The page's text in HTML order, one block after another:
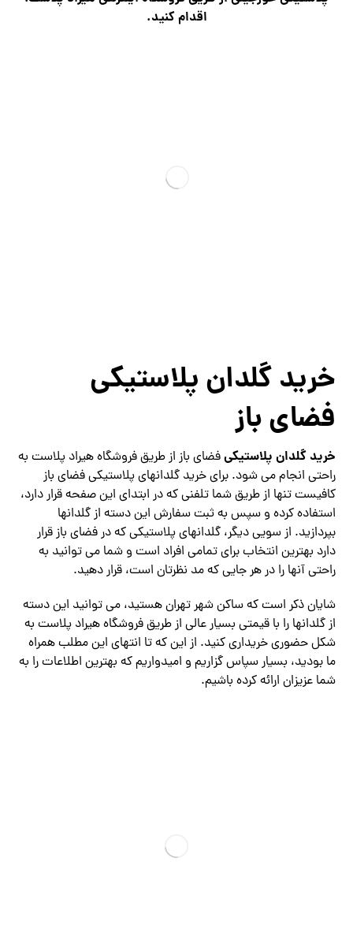
اقدام کنید.
خرید گلدان پلاستیکی
فضای باز
خرید گلدان پلاستیکیفضای باز از طریق فروشگاه هیراد پلاست به
راحتی انجام می شود. برای خرید گلدانهای پلاستیکی فضای باز
کافیست تنها از طریق شما تلفنی که در ابتدای این صفحه قرار دارد،
استفاده کرده و سپس به ثبت سفارش این دسته از گلدانها
بپردازید. از سویی دیگر، گلدانهای پلاستیکی که در فضای باز قرار
دارد بهترین انتخاب برای تمامی افراد است و شما می توانید به
راحتی آنها را در هر جایی که مد نظرتان است، قرار دهید.
شایان ذکر است که ساکن شهر تهران هستید، می توانید این دسته
از گلدانها را با قیمتی بسیار عالی از طریق فروشگاه هیراد پلاست به
شکل حضوری خریداری کنید. از این که تا انتهای این مطلب همراه
ما بودید، بسیار سپاس گزاریم و امیدواریم که بهترین اطلاعات را به
شما عزیزان ارائه کرده باشیم.